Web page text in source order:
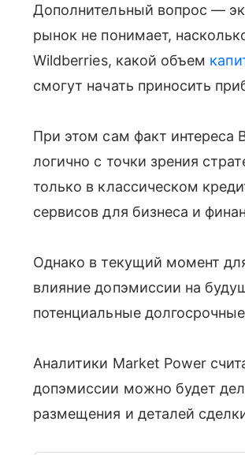
Дополнительный вопрос —
рынок не понимает,
Wildberries, какой объем
смогут начать приносить
При этом сам факт интереса
логично с точки зрения
только в классическом
сервисов для бизнеса и
Однако в текущий момент
влияние допэмиссии на
потенциальные
Аналитики Market Power
допэмиссии можно будет
размещения и деталей